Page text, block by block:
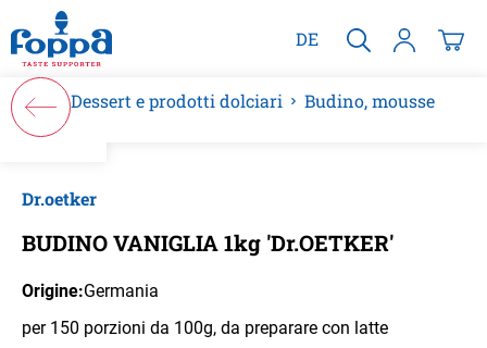
principale
DE
Dessert e prodotti dolciari Budino, mousse
Dr.oetker
BUDINO VANIGLIA 1kg 'Dr.OETKER'
Origine:Germania
per 150 porzioni da 100g, da preparare con latte